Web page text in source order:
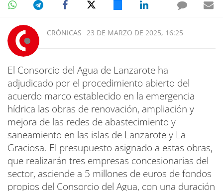
CRÓNICAS 23 DE MARZO DE 2025, 16:25
El Consorcio del Agua de Lanzarote ha
adjudicado por el procedimiento abierto del
acuerdo marco establecido en la emergencia
hídrica las obras de renovación, ampliación y
mejora de las redes de abastecimiento y
saneamiento en las islas de Lanzarote y La
Graciosa. El presupuesto asignado a estas obras,
que realizarán tres empresas concesionarias del
sector, asciende a 5 millones de euros de fondos
propios del Consorcio del Agua, con una duración